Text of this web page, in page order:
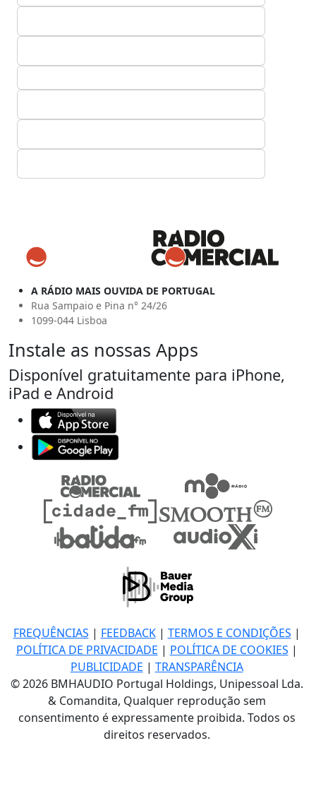
A RÁDIO MAIS OUVIDA DE PORTUGAL
Rua Sampaio e Pina n° 24/26
1099-044 Lisboa
Instale as nossas Apps
Disponível gratuitamente para iPhone,
iPad e Android
FREQUÊNCIAS | FEEDBACK| TERMOS E CONDIÇÕES |
POLÍTICA DE PRIVACIDADE | POLÍTICA DE COOKIES |
PUBLICIDADE | TRANSPARÊNCIA
© 2026 BMHAUDIO Portugal Holdings, Unipessoal Lda.
& Comandita, Qualquer reprodução sem
consentimento é expressamente proibida. Todos os
direitos reservados.